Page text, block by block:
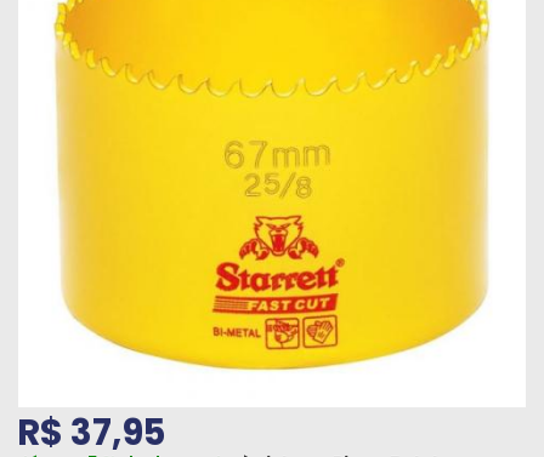
Ferramentas
Materiais
Materiais
Elétricos
Hidráulicos
R$ 37,95